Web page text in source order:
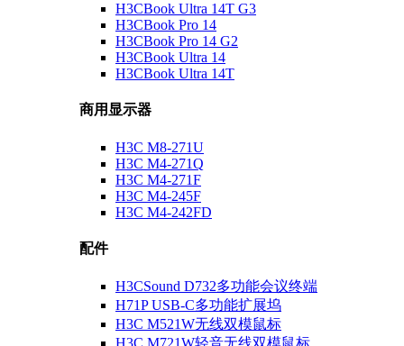
H3CBook Ultra 14T G3
H3CBook Pro 14
H3CBook Pro 14 G2
H3CBook Ultra 14
H3CBook Ultra 14T
商用显示器
H3C M8-271U
H3C M4-271Q
H3C M4-271F
H3C M4-245F
H3C M4-242FD
配件
H3CSound D732多功能会议终端
H71P USB-C多功能扩展坞
H3C M521W无线双模鼠标